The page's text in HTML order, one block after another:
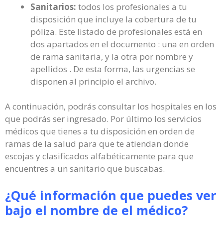
Sanitarios: todos los profesionales a tu
disposición que incluye la cobertura de tu
póliza. Este listado de profesionales está en
dos apartados en el documento : una en orden
de rama sanitaria, y la otra por nombre y
apellidos . De esta forma, las urgencias se
disponen al principio el archivo.
A continuación, podrás consultar los hospitales en los
que podrás ser ingresado. Por último los servicios
médicos que tienes a tu disposición en orden de
ramas de la salud para que te atiendan donde
escojas y clasificados alfabéticamente para que
encuentres a un sanitario que buscabas.
¿Qué información que puedes ver
bajo el nombre de el médico?